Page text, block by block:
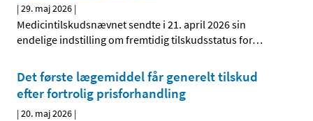
|29. maj 2026 |
Medicintilskudsnævnet sendte i 21. april 2026 sin
endelige indstilling om fremtidig tilskudsstatus for…
Det første lægemiddel får generelt tilskud
efter fortrolig prisforhandling
|20. maj 2026 |